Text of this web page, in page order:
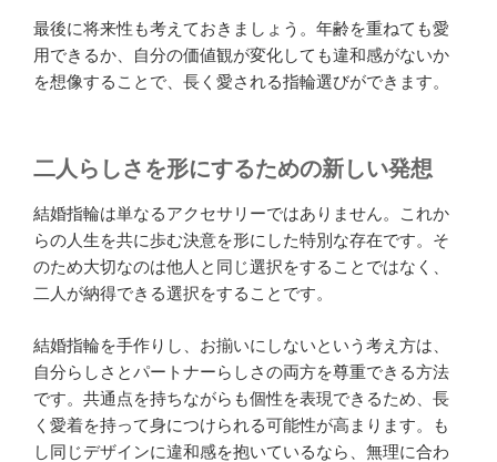
最後に将来性も考えておきましょう。年齢を重ねても愛
用できるか、自分の価値観が変化しても違和感がないか
を想像することで、長く愛される指輪選びができます。
二人らしさを形にするための新しい発想
結婚指輪は単なるアクセサリーではありません。これか
らの人生を共に歩む決意を形にした特別な存在です。そ
のため大切なのは他人と同じ選択をすることではなく、
二人が納得できる選択をすることです。
結婚指輪を手作りし、お揃いにしないという考え方は、
自分らしさとパートナーらしさの両方を尊重できる方法
です。共通点を持ちながらも個性を表現できるため、長
く愛着を持って身につけられる可能性が高まります。も
し同じデザインに違和感を抱いているなら、無理に合わ